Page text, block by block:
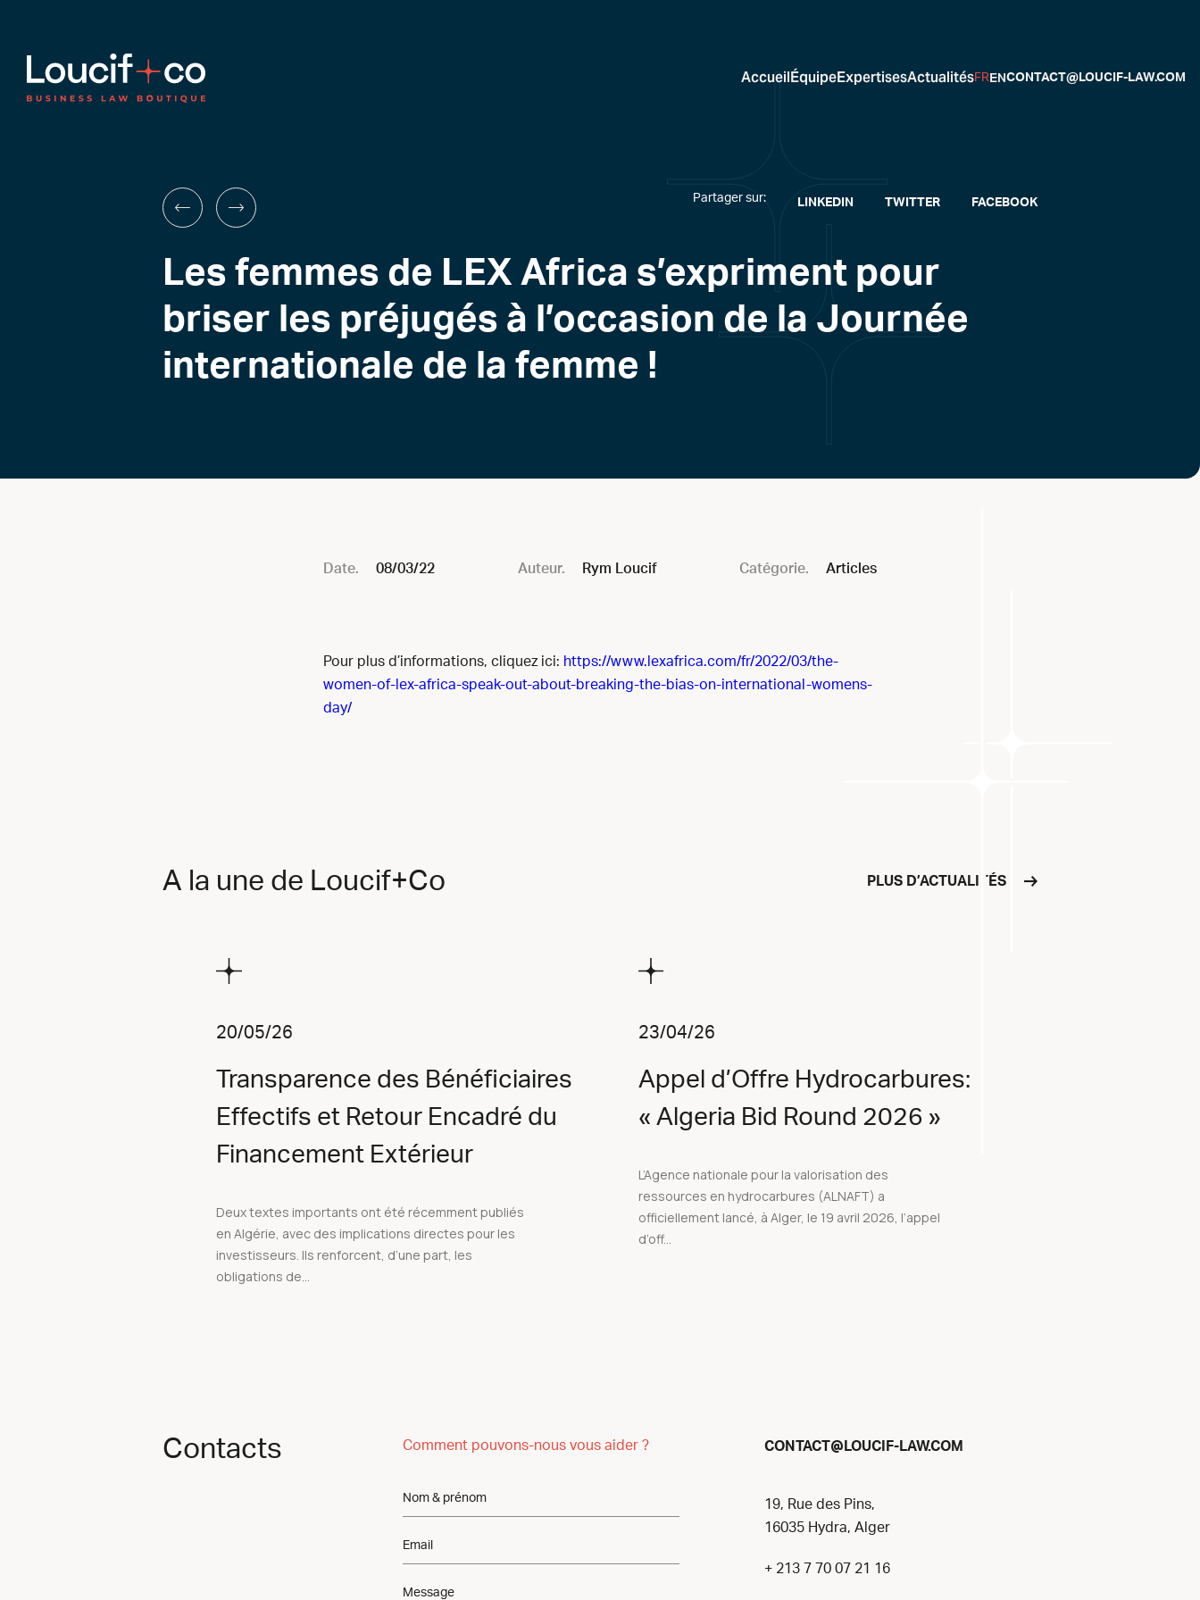
AccueilÉquipeExpertisesActualitésFRENCONTACT@LOUCIF-LAW.COM
Partager sur: LINKEDIN TWITTER FACEBOOK
Les femmes de LEX Africa s’expriment pour
briser les préjugés à l’occasion de la Journée
internationale de la femme !
Date. 08/03/22 Auteur. Rym Loucif Catégorie. Articles
Pour plus d’informations, cliquez ici: https://www.lexafrica.com/fr/2022/03/the-
women-of-lex-africa-speak-out-about-breaking-the-bias-on-international-womens-
day/
A la une de Loucif+Co PLUS D’ACTUALITÉS
20/05/26
Transparence des Bénéficiaires
Effectifs et Retour Encadré du
Financement Extérieur
Deux textes importants ont été récemment publiés
en Algérie, avec des implications directes pour les
investisseurs. Ils renforcent, d’une part, les
obligations de...
23/04/26
Appel d’Offre Hydrocarbures:
« Algeria Bid Round 2026 »
L’Agence nationale pour la valorisation des
ressources en hydrocarbures (ALNAFT) a
officiellement lancé, à Alger, le 19 avril 2026, l’appel
d’off...
Contacts Comment pouvons-nous vous aider ? CONTACT@ LOUCIF-LAW.COM
19, Rue des Pins,
16035 Hydra, Alger
+ 213 7 70 07 21 16